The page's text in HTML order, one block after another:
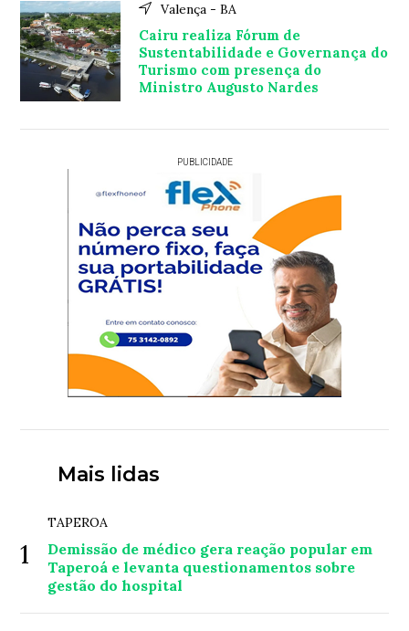
Valença - BA
Cairu realiza Fórum de
Sustentabilidade e Governança do
Turismo com presença do
Ministro Augusto Nardes
PUBLICIDADE
Mais lidas
1
TAPEROA
Demissão de médico gera reação popular em
Taperoá e levanta questionamentos sobre
gestão do hospital